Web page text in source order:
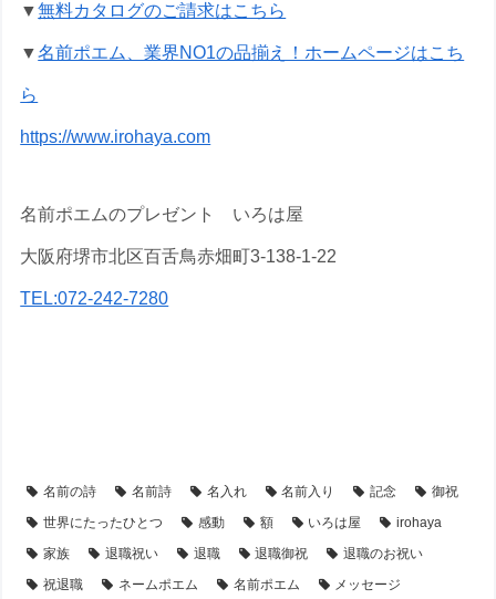
▼無料カタログのご請求はこちら
▼名前ポエム、業界NO1の品揃え！ホームページはこち
ら
https://www.irohaya.com
名前ポエムのプレゼント いろは屋
大阪府堺市北区百舌鳥赤畑町3-138-1-22
TEL:072-242-7280
名前の詩 名前詩 名入れ 名前入り 記念
御祝
世界にたったひとつ
感動 額 いろは屋
irohaya
家族
退職祝い 退職 退職御祝
退職のお祝い
祝退職
ネームポエム 名前ポエム メッセージ